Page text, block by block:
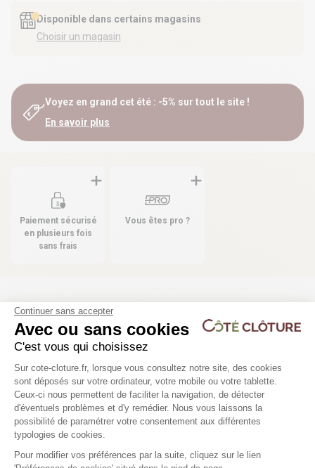
Disponible dans certains magasins
Choisir un magasin
Voyez en grand cet été : -5% sur tout le site !
En savoir plus
Paiement sécurisé
en plusieurs fois
sans frais
Vous êtes pro ?
Les produits compatibles
29 déclinaisons
Kit d’occultation lattes PVC M55
FIXUP
59,92 €
6 déclinaisons
Triangle pour kit
M55
6,91 €
Continuer sans accepter
Avec ou sans cookies
C'est vous qui choisissez
Plateforme de Gestion du
Sur cote-cloture.fr, lorsque vous consultez notre site, des cookies
sont déposés sur votre ordinateur, votre mobile ou votre tablette.
Ceux-ci nous permettent de faciliter la navigation, de détecter
d'éventuels problèmes et d'y remédier. Nous vous laissons la
possibilité de paramétrer votre consentement aux différentes
typologies de cookies.
Pour modifier vos préférences par la suite, cliquez sur le lien
Axeptio consent